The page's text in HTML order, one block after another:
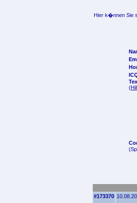
Hier k�nnen Sie
(
#173370